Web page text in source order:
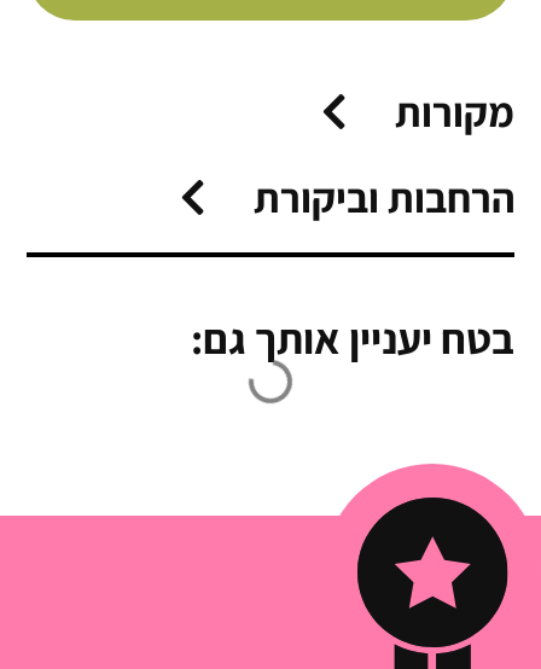
מקורות
הרחבות וביקורת
בטח יעניין אותך גם: